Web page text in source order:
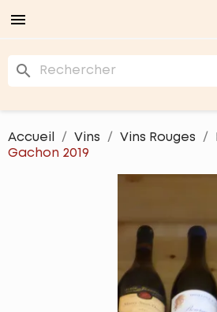

search
Accueil Vins Vins Rouges
Gachon 2019